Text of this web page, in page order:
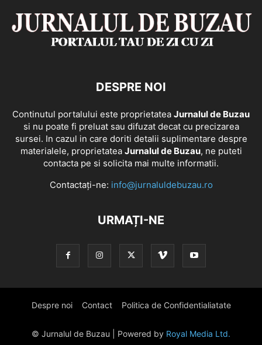
DESPRE NOI
Continutul portalului este proprietatea Jurnalul de Buzau
si nu poate fi preluat sau difuzat decat cu precizarea
sursei. In cazul in care doriti detalii suplimentare despre
materialele, proprietatea Jurnalul de Buzau, ne puteti
contacta pe si solicita mai multe informatii.
Contactați-ne: info@jurnaluldebuzau.ro
URMAȚI-NE
Despre noi Contact Politica de Confidentialiatate
© Jurnalul de Buzau | Powered by Royal Media Ltd.